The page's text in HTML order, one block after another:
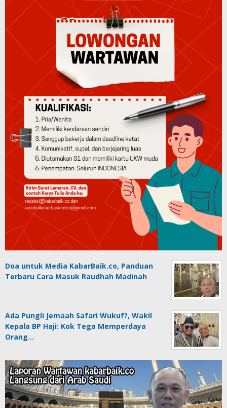
Doa untuk Media KabarBaik.co, Panduan
Terbaru Cara Masuk Raudhah Madinah
Ada Pungli Jemaah Safari Wukuf?, Wakil
Kepala BP Haji: Kok Tega Memperdaya
Orang…